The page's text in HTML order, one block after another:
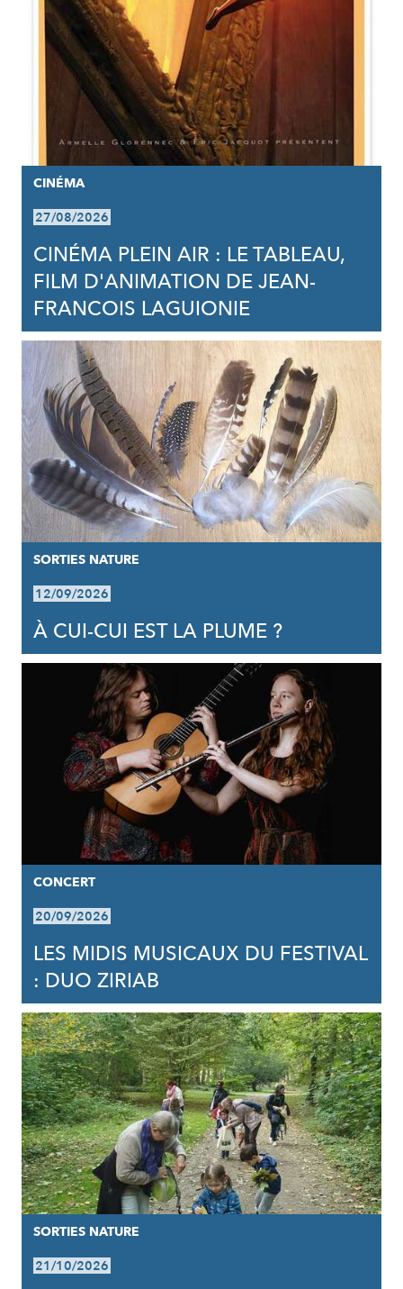
CINÉMA
27/08/2026
CINÉMA PLEIN AIR : LE TABLEAU,
FILM D'ANIMATION DE JEAN-
FRANCOIS LAGUIONIE
SORTIES NATURE
12/09/2026
À CUI-CUI EST LA PLUME ?
CONCERT
20/09/2026
LES MIDIS MUSICAUX DU FESTIVAL
: DUO ZIRIAB
SORTIES NATURE
21/10/2026